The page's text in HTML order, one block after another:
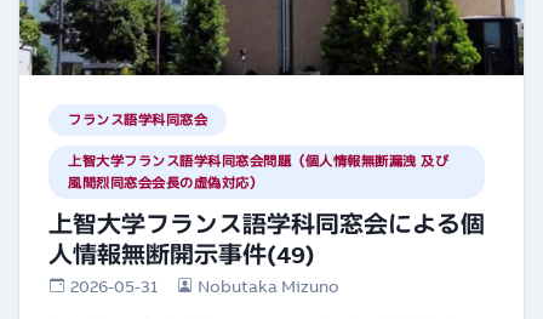
フランス語学科同窓会
上智大学フランス語学科同窓会問題（個人情報無断漏洩 及び
風間烈同窓会会長の虚偽対応）
上智大学フランス語学科同窓会による個
人情報無断開示事件(49)
2026-05-31 Nobutaka Mizuno